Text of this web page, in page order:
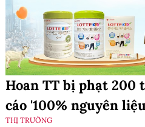
Hoan TT bị phạt 200
cáo '100% nguyên
THỊ TRƯỜNG